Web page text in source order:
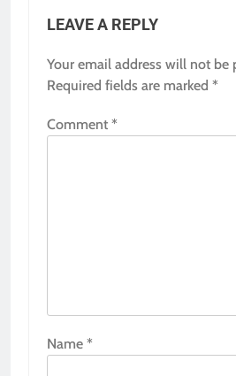
LEAVE A REPLY
Your email address will not be
Required fields are marked *
Comment *
Name *